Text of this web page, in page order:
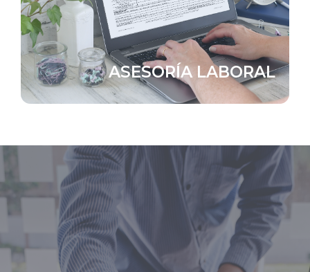
ASESORÍA LABORAL
laborales, asegurando el cumplimiento legal y
bienestar de los empleados.